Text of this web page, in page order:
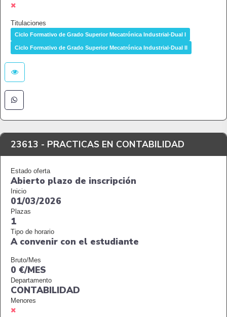
Titulaciones
Ciclo Formativo de Grado Superior Mecatrónica Industrial-Dual I
Ciclo Formativo de Grado Superior Mecatrónica Industrial-Dual II
23613 - PRACTICAS EN CONTABILIDAD
Estado oferta
Abierto plazo de inscripción
Inicio
01/03/2026
Plazas
1
Tipo de horario
A convenir con el estudiante
Bruto/Mes
0 €/MES
Departamento
CONTABILIDAD
Menores